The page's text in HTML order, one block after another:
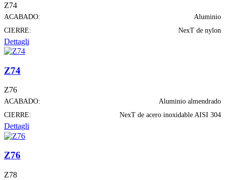
Z74
ACABADO:
Aluminio
CIERRE:
NexT de nylon
Dettagli
Z74
Z76
ACABADO:
Aluminio almendrado
CIERRE:
NexT de acero inoxidable AISI 304
Dettagli
Z76
Z78